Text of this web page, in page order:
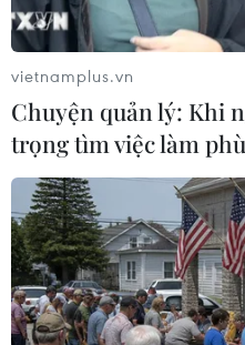
vietnamplus.vn
Chuyện quản lý: Khi
trọng tìm việc làm